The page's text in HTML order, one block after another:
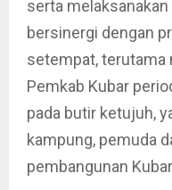
serta
bersinergi dengan
setempat,
Pemkab Kubar
pada butir ketujuh,
kampung, pemuda
pembangunan